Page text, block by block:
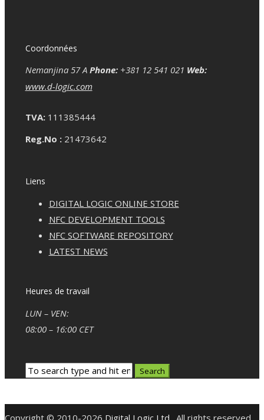
Coordonnées
Nemanjina 57 A Phone:+381 12 541 021 Web:
www.d-logic.com
TVA:111385444
Reg.No :21473642
Liens
DIGITAL LOGIC ONLINE STORE
NFC DEVELOPMENT TOOLS
NFC SOFTWARE REPOSITORY
LATEST NEWS
Heures de travail
LUN – VEN:
08:00 – 16:00 CET
Copyright © 2010-2026 Digital Logic Ltd . All rights reserved